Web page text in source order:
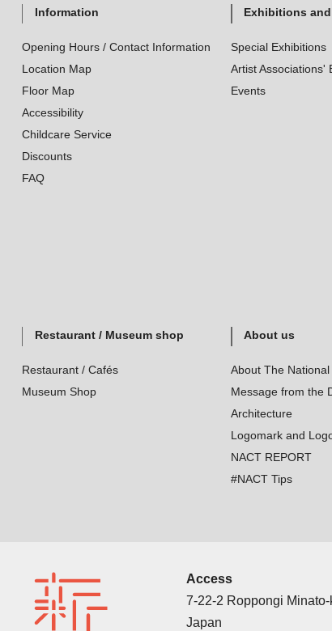
Information
Opening Hours / Contact Information
Location Map
Floor Map
Accessibility
Childcare Service
Discounts
FAQ
Exhibitions
Special Exhibitions
Artist Associations'
Events
Restaurant / Museum shop
Restaurant / Cafés
Museum Shop
About us
About The
Message from the
Architecture
Logomark and
NACT REPORT
#NACT Tips
Access
7-22-2 Roppongi
Japan